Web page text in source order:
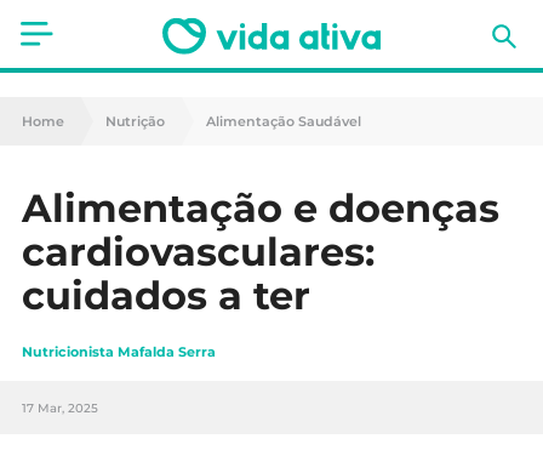
Saúde
Nutrição
Receitas
Fitness
Mães e Bebés
Home Nutrição Alimentação Saudável
Alimentação e doenças
cardiovasculares:
cuidados a ter
Nutricionista Mafalda Serra
17 Mar, 2025